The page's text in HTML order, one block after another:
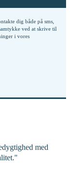
dig både på sms,
ved at skrive til
i vores
med